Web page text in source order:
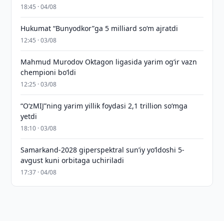
18:45 · 04/08
Hukumat “Bunyodkor”ga 5 milliard so‘m ajratdi
12:45 · 03/08
Mahmud Murodov Oktagon ligasida yarim og‘ir vazn
chempioni bo‘ldi
12:25 · 03/08
“O‘zMIJ”ning yarim yillik foydasi 2,1 trillion so‘mga
yetdi
18:10 · 03/08
Samarkand-2028 giperspektral sun’iy yo‘ldoshi 5-
avgust kuni orbitaga uchiriladi
17:37 · 04/08